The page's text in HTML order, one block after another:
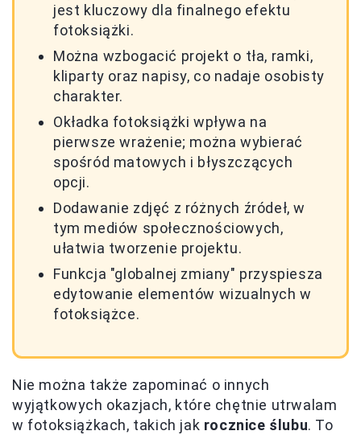
jest kluczowy dla finalnego efektu
fotoksiążki.
Można wzbogacić projekt o tła, ramki,
kliparty oraz napisy, co nadaje osobisty
charakter.
Okładka fotoksiążki wpływa na
pierwsze wrażenie; można wybierać
spośród matowych i błyszczących
opcji.
Dodawanie zdjęć z różnych źródeł, w
tym mediów społecznościowych,
ułatwia tworzenie projektu.
Funkcja "globalnej zmiany" przyspiesza
edytowanie elementów wizualnych w
fotoksiążce.
Nie można także zapominać o innych
wyjątkowych okazjach, które chętnie utrwalam
w fotoksiążkach, takich jak rocznice ślubu. To